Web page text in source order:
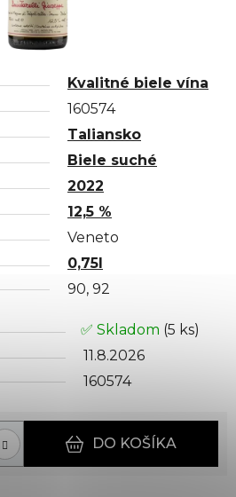
Kvalitné biele vína
160574
Taliansko
Biele suché
2022
12,5 %
Veneto
0,75l
90, 92
✅ Skladom (5 ks)
11.8.2026
160574
DO KOŠÍKA